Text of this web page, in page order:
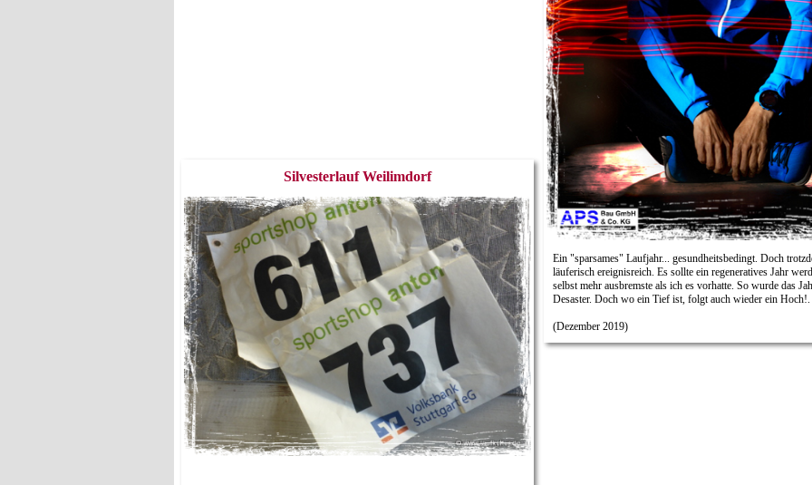
Silvesterlauf Weilimdorf
Ein "sparsames" Laufjahr... gesundheitsbedingt. Doch
läuferisch ereignisreich. Es sollte ein regeneratives Jahr
selbst mehr ausbremste als ich es vorhatte. So wurde das
Desaster. Doch wo ein Tief ist, folgt auch wieder ein Hoch!.
(Dezember 2019)